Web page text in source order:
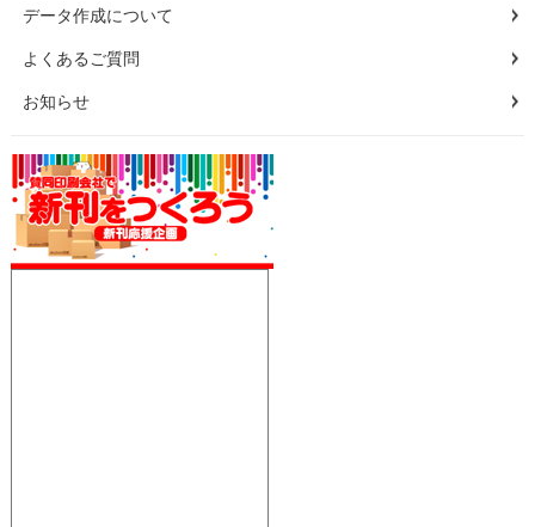
データ作成について
よくあるご質問
お知らせ